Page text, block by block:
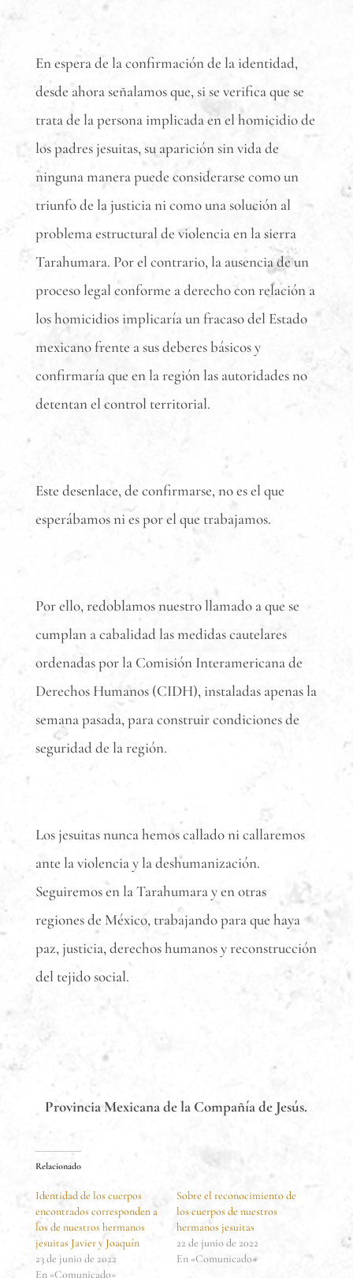
En espera de la confirmación de la identidad,
desde ahora señalamos que, si se verifica que se
trata de la persona implicada en el homicidio de
los padres jesuitas, su aparición sin vida de
ninguna manera puede considerarse como un
triunfo de la justicia ni como una solución al
problema estructural de violencia en la sierra
Tarahumara. Por el contrario, la ausencia de un
proceso legal conforme a derecho con relación a
los homicidios implicaría un fracaso del Estado
mexicano frente a sus deberes básicos y
confirmaría que en la región las autoridades no
detentan el control territorial.
Este desenlace, de confirmarse, no es el que
esperábamos ni es por el que trabajamos.
Por ello, redoblamos nuestro llamado a que se
cumplan a cabalidad las medidas cautelares
ordenadas por la Comisión Interamericana de
Derechos Humanos (CIDH), instaladas apenas la
semana pasada, para construir condiciones de
seguridad de la región.
Los jesuitas nunca hemos callado ni callaremos
ante la violencia y la deshumanización.
Seguiremos en la Tarahumara y en otras
regiones de México, trabajando para que haya
paz, justicia, derechos humanos y reconstrucción
del tejido social.
Provincia Mexicana de la Compañía de Jesús.
Relacionado
Identidad de los cuerpos
encontrados corresponden a
los de nuestros hermanos
jesuitas Javier y Joaquín
23 de junio de 2022
En «Comunicado»
Sobre el reconocimiento de
los cuerpos de nuestros
hermanos jesuitas
22 de junio de 2022
En «Comunicado»